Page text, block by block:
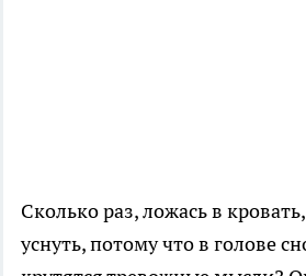
Сколько раз, ложась в
уснуть, потому что в голове